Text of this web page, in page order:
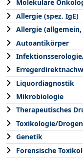
Molekulare
Allergie (spez. IgE)
Allergie (allgemein,
Autoantikörper
Liquordiagnostik
Mikrobiologie
Therapeutisches
Toxikologie/Drogen
Genetik
Forensische